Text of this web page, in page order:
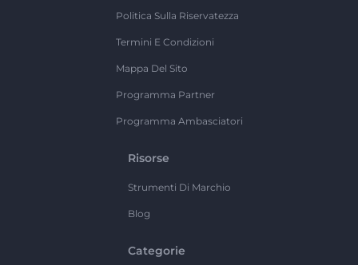
Politica Sulla Riservatezza
Termini E Condizioni
Mappa Del Sito
Programma Partner
Programma Ambasciatori
Risorse
Strumenti Di Marchio
Blog
Categorie